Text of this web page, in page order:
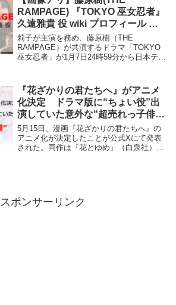
を実名告白した...
RAMPAGE) 『TOKYO 巫女忍者』
久遠雅貴 役 wiki プロフィール ド
ラマ出演まとめ
莉子が主演を務め、藤原樹（THE
RAMPAGE）が共演するドラマ「TOKYO
巫女忍者」が1月7日24時59分から日本テレ
雅貴役を藤原樹さんが演じる。藤原樹さ
ん...
『花ざかりの君たちへ』がアニメ
化決定 ドラマ版に“ちょい役”出
演していた意外な“超売れっ子俳
優”
5月15日、漫画『花ざかりの君たちへ』の
アニメ化が決定したことが公式Xにて発表
された。同作は『花とゆめ』（白泉社）
スポンサーリンク